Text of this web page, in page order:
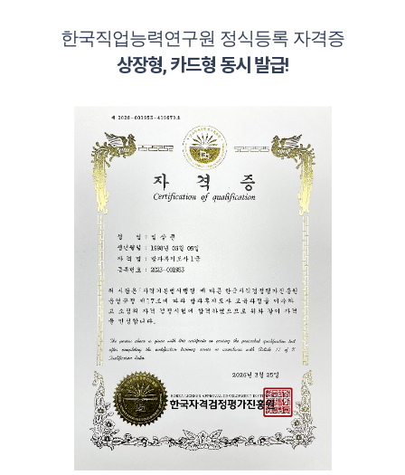
한국직업능력연구원 정식등록 자격증
상장형, 카드형 동시 발급!